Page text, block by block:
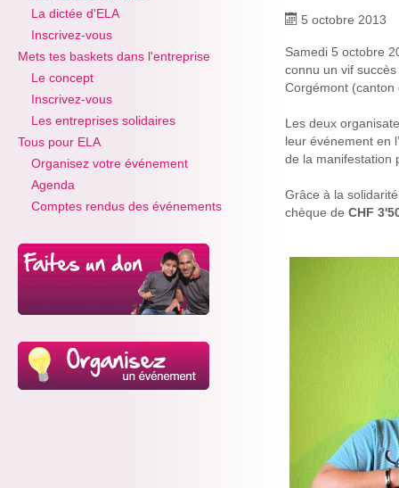
La dictée d'ELA
Inscrivez-vous
Mets tes baskets dans l'entreprise
Le concept
Inscrivez-vous
Les entreprises solidaires
Tous pour ELA
Organisez votre événement
Agenda
Comptes rendus des événements
5 octobre 2013
Samedi 5 octobre
connu un vif
Corgémont (canton
Les deux
leur événement en
de la manifestation
Grâce à la
chèque de CHF